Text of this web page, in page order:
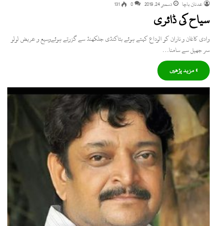
عدنان باچا دسمبر 24, 2019 0
131
سیاح کی ڈائری
وادی کاغان و ناران کو الوداع کہتے ہوئے بٹاکنڈی جلکھنڈ سے گزرتے ہوئےوسیع و عریض لولو
سر جھیل سے سامنا…
» مزید پڑھیں